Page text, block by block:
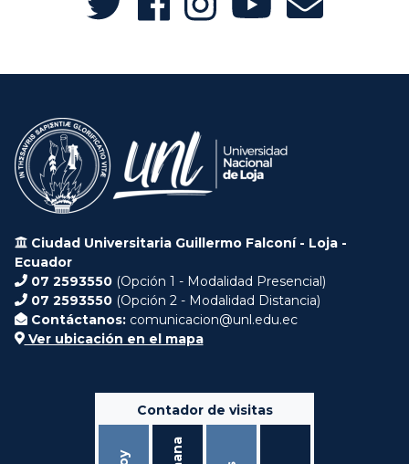
Ciudad Universitaria Guillermo Falconí - Loja -
Ecuador
07 2593550 (Opción 1 - Modalidad Presencial)
07 2593550 (Opción 2 - Modalidad Distancia)
Contáctanos: comunicacion@unl.edu.ec
Ver ubicación en el mapa
Contador de visitas